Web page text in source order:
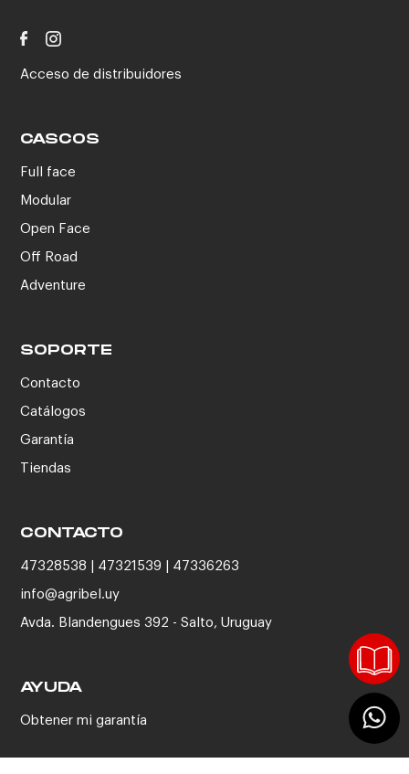
Acceso de distribuidores
CASCOS
Full face
Modular
Open Face
Off Road
Adventure
SOPORTE
Contacto
Catálogos
Garantía
Tiendas
CONTACTO
47328538 | 47321539 | 47336263
info@agribel.uy
Avda. Blandengues 392 - Salto, Uruguay
AYUDA
Obtener mi garantía